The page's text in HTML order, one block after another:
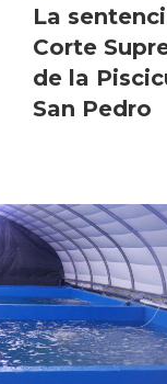
La
Corte
de la
San Pedro